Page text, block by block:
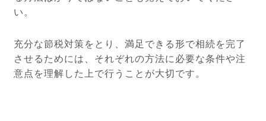
い。
充分な節税対策をとり、満足できる形で相続を完了
させるためには、それぞれの方法に必要な条件や注
意点を理解した上で行うことが大切です。